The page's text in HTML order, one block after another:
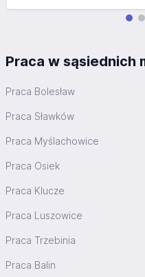
Praca w sąsiednich
Praca Bolesław
Praca Sławków
Praca Myślachowice
Praca Osiek
Praca Klucze
Praca Luszowice
Praca Trzebinia
Praca Balin